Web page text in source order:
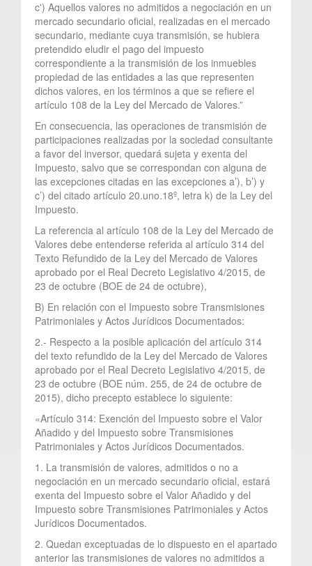
c') Aquellos valores no admitidos a negociación en un
mercado secundario oficial, realizadas en el mercado
secundario, mediante cuya transmisión, se hubiera
pretendido eludir el pago del impuesto
correspondiente a la transmisión de los inmuebles
propiedad de las entidades a las que representen
dichos valores, en los términos a que se refiere el
artículo 108 de la Ley del Mercado de Valores.”
En consecuencia, las operaciones de transmisión de
participaciones realizadas por la sociedad consultante
a favor del inversor, quedará sujeta y exenta del
Impuesto, salvo que se correspondan con alguna de
las excepciones citadas en las excepciones a’), b’) y
c’) del citado artículo 20.uno.18º, letra k) de la Ley del
Impuesto.
La referencia al artículo 108 de la Ley del Mercado de
Valores debe entenderse referida al artículo 314 del
Texto Refundido de la Ley del Mercado de Valores
aprobado por el Real Decreto Legislativo 4/2015, de
23 de octubre (BOE de 24 de octubre),
B) En relación con el Impuesto sobre Transmisiones
Patrimoniales y Actos Jurídicos Documentados:
2.- Respecto a la posible aplicación del artículo 314
del texto refundido de la Ley del Mercado de Valores
aprobado por el Real Decreto Legislativo 4/2015, de
23 de octubre (BOE núm. 255, de 24 de octubre de
2015), dicho precepto establece lo siguiente:
«Artículo 314: Exención del Impuesto sobre el Valor
Añadido y del Impuesto sobre Transmisiones
Patrimoniales y Actos Jurídicos Documentados.
1. La transmisión de valores, admitidos o no a
negociación en un mercado secundario oficial, estará
exenta del Impuesto sobre el Valor Añadido y del
Impuesto sobre Transmisiones Patrimoniales y Actos
Jurídicos Documentados.
2. Quedan exceptuadas de lo dispuesto en el apartado
anterior las transmisiones de valores no admitidos a